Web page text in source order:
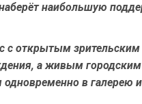
наибольшую
с открытым
а живым
в галерею